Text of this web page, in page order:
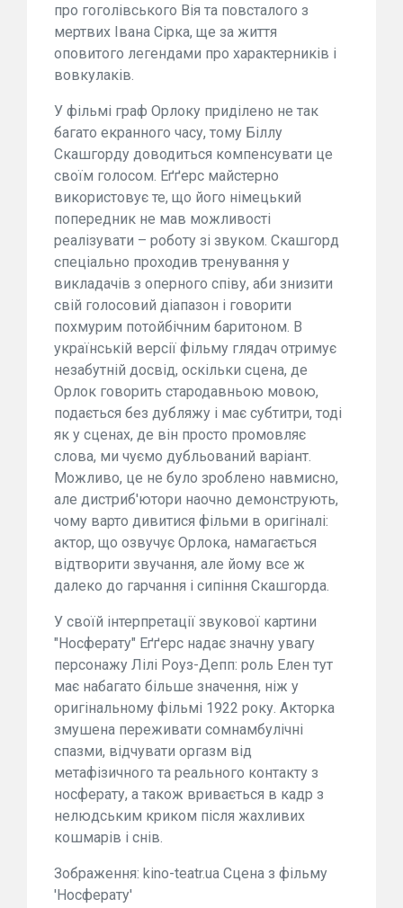
про гоголівського Вія та повсталого з
мертвих Івана Сірка, ще за життя
оповитого легендами про характерників і
вовкулаків.
У фільмі граф Орлоку приділено не так
багато екранного часу, тому Біллу
Скашгорду доводиться компенсувати це
своїм голосом. Еґґерс майстерно
використовує те, що його німецький
попередник не мав можливості
реалізувати – роботу зі звуком. Скашгорд
спеціально проходив тренування у
викладачів з оперного співу, аби знизити
свій голосовий діапазон і говорити
похмурим потойбічним баритоном. В
українській версії фільму глядач отримує
незабутній досвід, оскільки сцена, де
Орлок говорить стародавньою мовою,
подається без дубляжу і має субтитри, тоді
як у сценах, де він просто промовляє
слова, ми чуємо дубльований варіант.
Можливо, це не було зроблено навмисно,
але дистриб'ютори наочно демонструють,
чому варто дивитися фільми в оригіналі:
актор, що озвучує Орлока, намагається
відтворити звучання, але йому все ж
далеко до гарчання і сипіння Скашгорда.
У своїй інтерпретації звукової картини
"Носферату" Еґґерс надає значну увагу
персонажу Лілі Роуз-Депп: роль Елен тут
має набагато більше значення, ніж у
оригінальному фільмі 1922 року. Акторка
змушена переживати сомнамбулічні
спазми, відчувати оргазм від
метафізичного та реального контакту з
носферату, а також вривається в кадр з
нелюдським криком після жахливих
кошмарів і снів.
Зображення: kino-teatr.ua Сцена з фільму
'Носферату'